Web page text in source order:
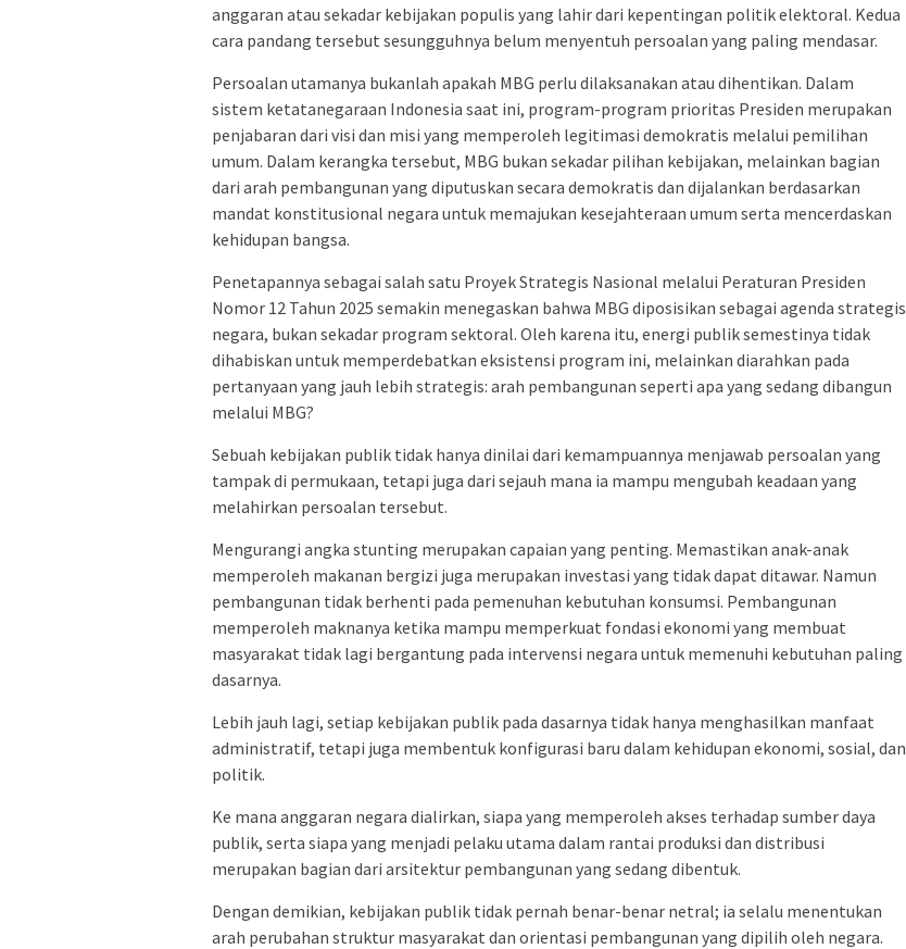
anggaran atau sekadar kebijakan populis yang lahir dari kepentingan politik elektoral. Kedua
cara pandang tersebut sesungguhnya belum menyentuh persoalan yang paling mendasar.
Persoalan utamanya bukanlah apakah MBG perlu dilaksanakan atau dihentikan. Dalam
sistem ketatanegaraan Indonesia saat ini, program-program prioritas Presiden merupakan
penjabaran dari visi dan misi yang memperoleh legitimasi demokratis melalui pemilihan
umum. Dalam kerangka tersebut, MBG bukan sekadar pilihan kebijakan, melainkan bagian
dari arah pembangunan yang diputuskan secara demokratis dan dijalankan berdasarkan
mandat konstitusional negara untuk memajukan kesejahteraan umum serta mencerdaskan
kehidupan bangsa.
Penetapannya sebagai salah satu Proyek Strategis Nasional melalui Peraturan Presiden
Nomor 12 Tahun 2025 semakin menegaskan bahwa MBG diposisikan sebagai agenda strategis
negara, bukan sekadar program sektoral. Oleh karena itu, energi publik semestinya tidak
dihabiskan untuk memperdebatkan eksistensi program ini, melainkan diarahkan pada
pertanyaan yang jauh lebih strategis: arah pembangunan seperti apa yang sedang dibangun
melalui MBG?
Sebuah kebijakan publik tidak hanya dinilai dari kemampuannya menjawab persoalan yang
tampak di permukaan, tetapi juga dari sejauh mana ia mampu mengubah keadaan yang
melahirkan persoalan tersebut.
Mengurangi angka stunting merupakan capaian yang penting. Memastikan anak-anak
memperoleh makanan bergizi juga merupakan investasi yang tidak dapat ditawar. Namun
pembangunan tidak berhenti pada pemenuhan kebutuhan konsumsi. Pembangunan
memperoleh maknanya ketika mampu memperkuat fondasi ekonomi yang membuat
masyarakat tidak lagi bergantung pada intervensi negara untuk memenuhi kebutuhan paling
dasarnya.
Lebih jauh lagi, setiap kebijakan publik pada dasarnya tidak hanya menghasilkan manfaat
administratif, tetapi juga membentuk konfigurasi baru dalam kehidupan ekonomi, sosial, dan
politik.
Ke mana anggaran negara dialirkan, siapa yang memperoleh akses terhadap sumber daya
publik, serta siapa yang menjadi pelaku utama dalam rantai produksi dan distribusi
merupakan bagian dari arsitektur pembangunan yang sedang dibentuk.
Dengan demikian, kebijakan publik tidak pernah benar-benar netral; ia selalu menentukan
arah perubahan struktur masyarakat dan orientasi pembangunan yang dipilih oleh negara.